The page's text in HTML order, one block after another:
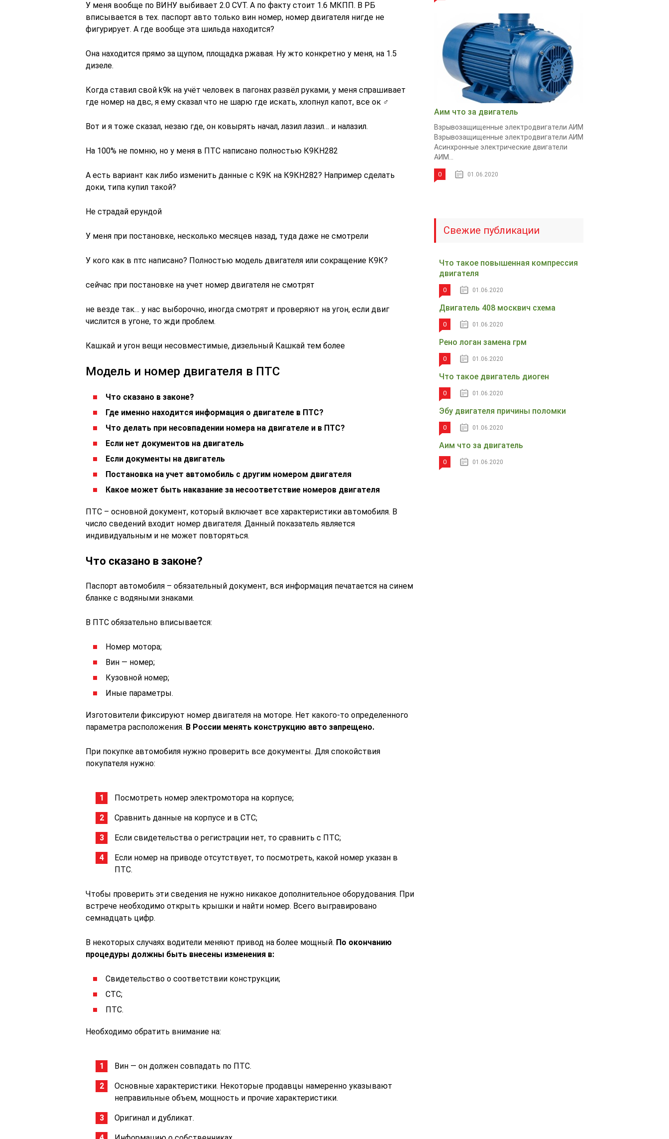
У меня вообще по ВИНУ выбивает 2.0 CVT. А по факту стоит 1.6 МКПП. В РБ
вписывается в тех. паспорт авто только вин номер, номер двигателя нигде не
фигурирует. А где вообще эта шильда находится?
Она находится прямо за щупом, площадка ржавая. Ну жто конкретно у меня, на 1.5
дизеле.
Когда ставил свой k9k на учёт человек в пагонах развёл руками, у меня спрашивает
где номер на двс, я ему сказал что не шарю где искать, хлопнул капот, все ок ‍♂️
Вот и я тоже сказал, незаю где, он ковырять начал, лазил лазил… и налазил.
На 100% не помню, но у меня в ПТС написано полностью К9КН282
А есть вариант как либо изменить данные с К9К на К9КН282? Например сделать
доки, типа купил такой?
Не страдай ерундой
У меня при постановке, несколько месяцев назад, туда даже не смотрели
У кого как в птс написано? Полностью модель двигателя или сокращение К9К?
сейчас при постановке на учет номер двигателя не смотрят
не везде так… у нас выборочно, иногда смотрят и проверяют на угон, если двиг
числится в угоне, то жди проблем.
Кашкай и угон вещи несовместимые, дизельный Кашкай тем более
Модель и номер двигателя в ПТС
Что сказано в законе?
Где именно находится информация о двигателе в ПТС?
Что делать при несовпадении номера на двигателе и в ПТС?
Если нет документов на двигатель
Если документы на двигатель
Постановка на учет автомобиль с другим номером двигателя
Какое может быть наказание за несоответствие номеров двигателя
ПТС – основной документ, который включает все характеристики автомобиля. В
число сведений входит номер двигателя. Данный показатель является
индивидуальным и не может повторяться.
Что сказано в законе?
Паспорт автомобиля – обязательный документ, вся информация печатается на синем
бланке с водяными знаками.
В ПТС обязательно вписывается:
Номер мотора;
Вин — номер;
Кузовной номер;
Иные параметры.
Изготовители фиксируют номер двигателя на моторе. Нет какого-то определенного
параметра расположения. В России менять конструкцию авто запрещено.
При покупке автомобиля нужно проверить все документы. Для спокойствия
покупателя нужно:
Посмотреть номер электромотора на корпусе;
Сравнить данные на корпусе и в СТС;
Если свидетельства о регистрации нет, то сравнить с ПТС;
Если номер на приводе отсутствует, то посмотреть, какой номер указан в
ПТС.
Чтобы проверить эти сведения не нужно никакое дополнительное оборудования. При
встрече необходимо открыть крышки и найти номер. Всего выгравировано
семнадцать цифр.
В некоторых случаях водители меняют привод на более мощный. По окончанию
процедуры должны быть внесены изменения в:
Свидетельство о соответствии конструкции;
СТС;
ПТС.
Необходимо обратить внимание на:
Вин — он должен совпадать по ПТС.
Основные характеристики. Некоторые продавцы намеренно указывают
неправильные объем, мощность и прочие характеристики.
Оригинал и дубликат.
Аим что за двигатель
Взрывозащищенные электродвигатели АИМ
Взрывозащищенные электродвигатели АИМ
Асинхронные электрические двигатели
АИМ...
0 01.06.2020
Свежие публикации
Что такое повышенная компрессия
двигателя
0 01.06.2020
Двигатель 408 москвич схема
0 01.06.2020
Рено логан замена грм
0 01.06.2020
Что такое двигатель диоген
0 01.06.2020
Эбу двигателя причины поломки
0 01.06.2020
Аим что за двигатель
0 01.06.2020